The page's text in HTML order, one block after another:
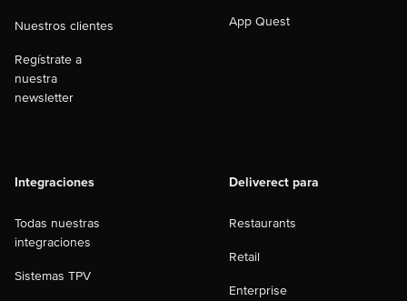
Nuestros clientes
Regístrate a
nuestra
newsletter
App Quest
Integraciones
Todas nuestras
integraciones
Sistemas TPV
Deliverect para
Restaurants
Retail
Enterprise